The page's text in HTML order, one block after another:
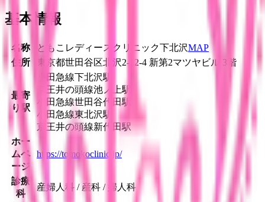
基本情報
名称 ともこレディースクリニック下北沢MAP
住所
東京都世田谷区北沢2-12-4 新第2マツヤビル 3階
最寄
り駅
小田急線下北沢駅
京王井の頭線池ノ上駅
小田急線世田谷代田駅
小田急線東北沢駅
京王井の頭線新代田駅
ホー
ムペ
ージ
https://tomokoclinic.jp/
診療
科
産婦人科 / 産科 / 婦人科